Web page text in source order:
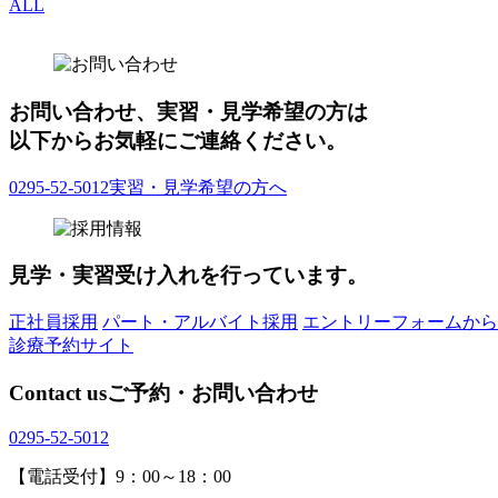
ALL
お問い合わせ、実習・見学希望の方は
以下からお気軽にご連絡ください。
0295-52-5012実習・見学希望の方へ
見学・実習受け入れを行っています。
正社員採用 パート・アルバイト採用 エントリーフォームか
診療予約サイト
Contact usご予約・お問い合わせ
0295-52-5012
【電話受付】9：00～18：00